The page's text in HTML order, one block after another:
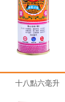
十八點六毫升